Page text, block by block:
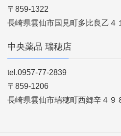
〒859-1322
長崎県雲仙市国見町多比良乙４
中央薬品 瑞穂店
tel.0957-77-2839
〒859-1206
長崎県雲仙市瑞穂町西郷辛４９